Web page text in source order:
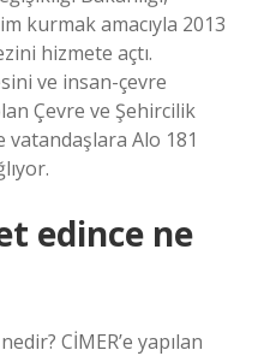
kurmak amacıyla 2013
hizmete açtı.
ve insan-çevre
Çevre ve Şehircilik
vatandaşlara Alo 181
edince ne
CİMER’e yapılan